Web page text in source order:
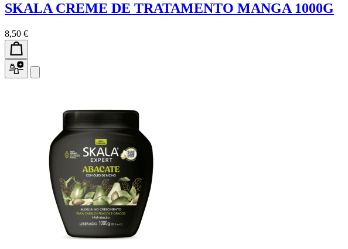
SKALA CREME DE TRATAMENTO MANGA 1000G
8,50 €